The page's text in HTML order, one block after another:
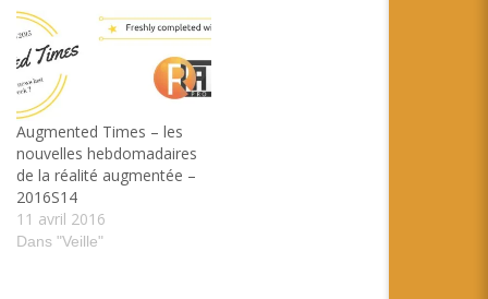
Augmented Times – les
nouvelles hebdomadaires
de la réalité augmentée –
2016S14
11 avril 2016
Dans "Veille"